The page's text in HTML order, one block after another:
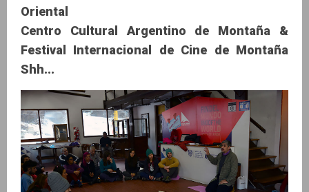
Oriental
Centro Cultural Argentino de Montaña &
Festival Internacional de Cine de Montaña
Shh...